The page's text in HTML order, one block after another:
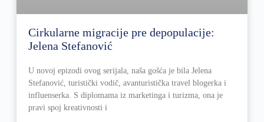
Cirkularne migracije pre depopulacije:
Jelena Stefanović
U novoj epizodi ovog serijala, naša gošća je bila Jelena
Stefanović, turistički vodič, avanturistička travel blogerka i
influenserka. S diplomama iz marketinga i turizma, ona je
pravi spoj kreativnosti i